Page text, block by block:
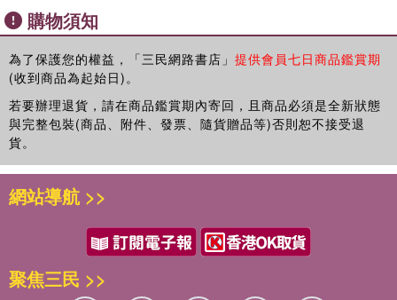
購物須知
為了保護您的權益，「三民網路書店」 提供會員七日商品鑑賞期
(收到商品為起始日)。
若要辦理退貨，請在商品鑑賞期內寄回，且商品必須是全新狀態
與完整包裝(商品、附件、發票、隨貨贈品等)否則恕不接受退
貨。
網站導航 >>
聚焦三民 >>